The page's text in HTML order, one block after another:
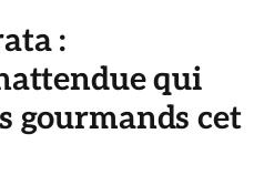
:
qui
gourmands cet